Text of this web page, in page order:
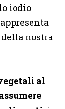
iodio
nostra
al